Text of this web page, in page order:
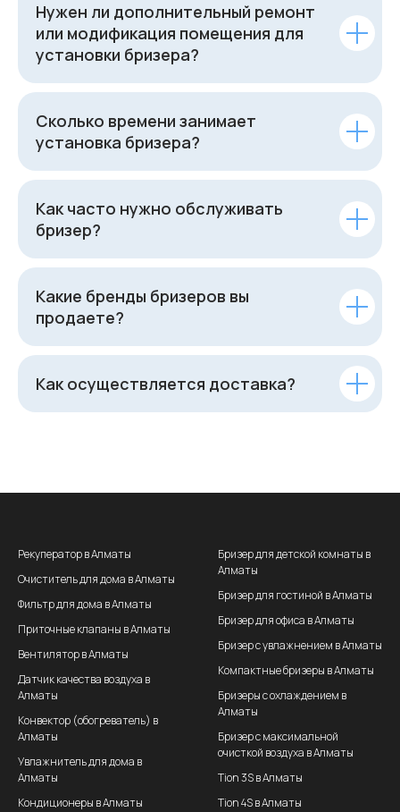
Нужен ли дополнительный ремонт
или модификация помещения для
установки бризера?
Сколько времени занимает
установка бризера?
Как часто нужно обслуживать
бризер?
Какие бренды бризеров вы
продаете?
Как осуществляется доставка?
Рекуператор в Алматы
Очиститель для дома в Алматы
Фильтр для дома в Алматы
Приточные клапаны в Алматы
Вентилятор в Алматы
Датчик качества воздуха в
Алматы
Конвектор (обогреватель) в
Алматы
Увлажнитель для дома в
Алматы
Кондиционеры в Алматы
Бризер для детской комнаты в
Алматы
Бризер для гостиной в Алматы
Бризер для офиса в Алматы
Бризер с увлажнением в Алматы
Компактные бризеры в Алматы
Бризеры с охлаждением в
Алматы
Бризер с максимальной
очисткой воздуха в Алматы
Tion 3S в Алматы
Tion 4S в Алматы